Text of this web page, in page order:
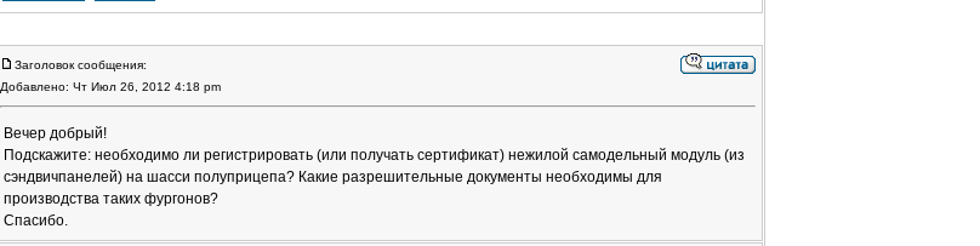
Заголовок сообщения:
Добавлено: Чт Июл 26, 2012 4:18 pm
Вечер добрый!
Подскажите: необходимо ли регистрировать (или получать сертификат) нежилой самодельный модуль (из
сэндвичпанелей) на шасси полуприцепа? Какие разрешительные документы необходимы для
производства таких фургонов?
Спасибо.